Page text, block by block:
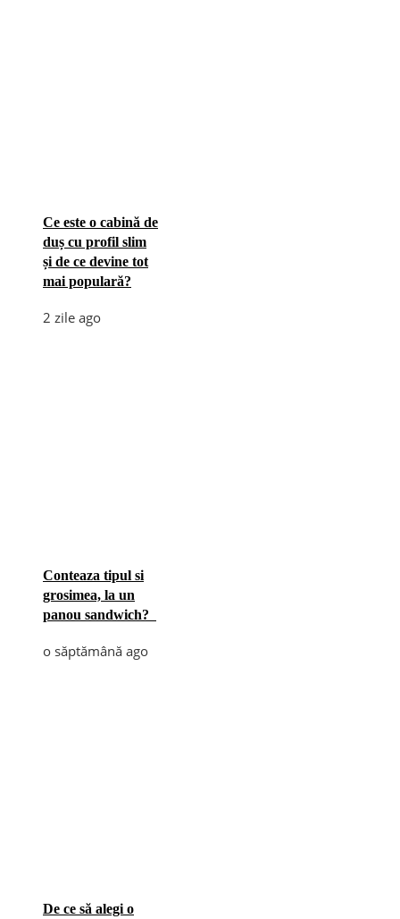
Ce este o cabină de
duș cu profil slim
și de ce devine tot
mai populară?
2 zile ago
Conteaza tipul si
grosimea, la un
panou sandwich?
o săptămână ago
De ce să alegi o